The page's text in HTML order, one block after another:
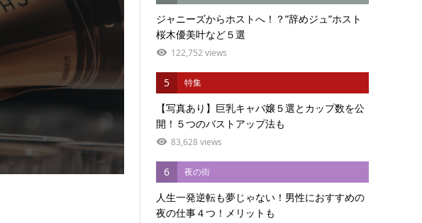
ジャニーズからホストへ！？”辞めジュ”ホスト
桜木優美叶など５選
122,752 views
5 特集
【写真あり】巨乳キャバ嬢５選とカップ数を公
開！５つのバストアップ法も
83,628 views
6 夜の街
人生一発逆転も夢じゃない！男性におすすめの
夜の仕事４つ！メリットも